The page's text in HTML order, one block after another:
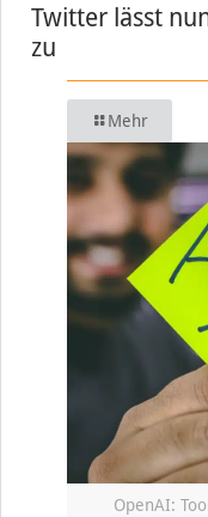
Twitter lässt
zu
Mehr
OpenAI: